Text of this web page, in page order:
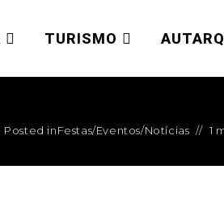
TURISMO
Posted inFestas/Eventos/Notícias 1